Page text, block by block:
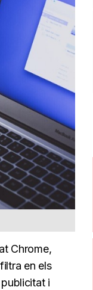
Chrome,
en els
i